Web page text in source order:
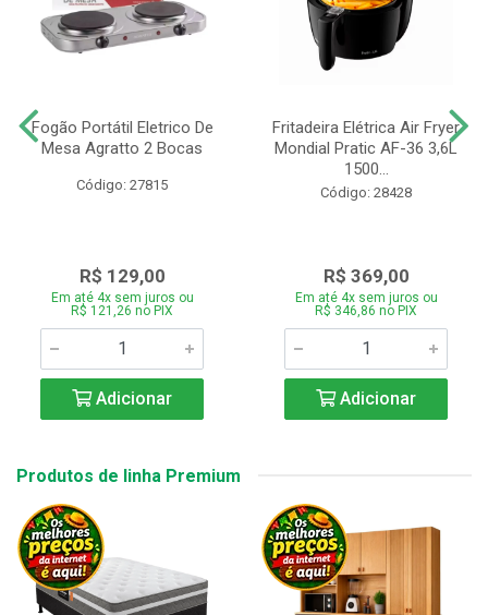
Fogão Portátil Eletrico De
Mesa Agratto 2 Bocas
Código: 27815
R$ 129,00
Em até 4x sem juros ou
R$ 121,26 no PIX
Adicionar
Fritadeira Elétrica Air Fryer
Mondial Pratic AF-36 3,6L
1500...
Código: 28428
R$ 369,00
Em até 4x sem juros ou
R$ 346,86 no PIX
Adicionar
Produtos de linha Premium